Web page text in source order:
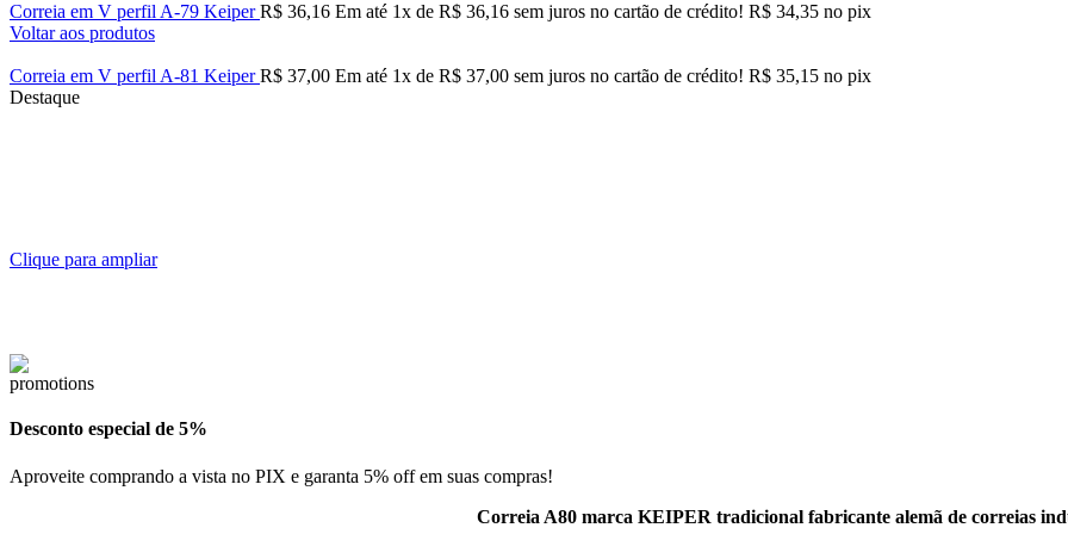
Correia em V perfil A-79 KeiperR$ 36,16 Em até 1x de R$ 36,16 sem juros no cartão de crédito! R$ 34,35 no pix
Voltar aos produtos
Correia em V perfil A-81 KeiperR$ 37,00 Em até 1x de R$ 37,00 sem juros no cartão de crédito! R$ 35,15 no pix
Destaque
Clique para ampliar
Desconto especial de 5%
Aproveite comprando a vista no PIX e garanta 5% off em suas compras!
Correia A80 marca KEIPER tradicional fabricante alemã de correias